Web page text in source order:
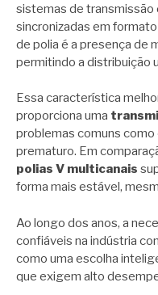
sistemas de transmissão
sincronizadas em
de polia é a presença de
permitindo a distribuição
Essa característica
proporciona uma
problemas comuns
prematuro. Em
polias V multicanais
forma mais estável,
Ao longo dos anos, a
confiáveis na indústria
como uma escolha
que exigem alto